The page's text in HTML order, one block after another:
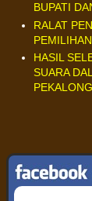
BUPATI
RALAT
HASIL
SUARA